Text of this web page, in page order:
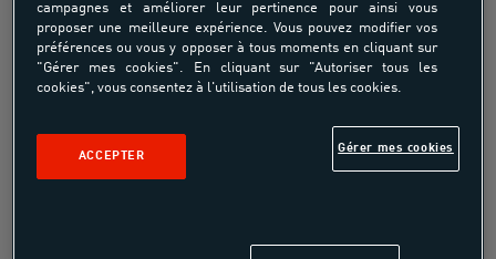
Scolaires à la ferme
À partir de
campagnes et améliorer leur pertinence pour ainsi vous
proposer une meilleure expérience. Vous pouvez modifier vos
préférences ou vous y opposer à tous moments en cliquant sur
"Gérer mes cookies". En cliquant sur "Autoriser tous les
cookies", vous consentez à l'utilisation de tous les cookies.
Gérer mes cookies
ACCEPTER